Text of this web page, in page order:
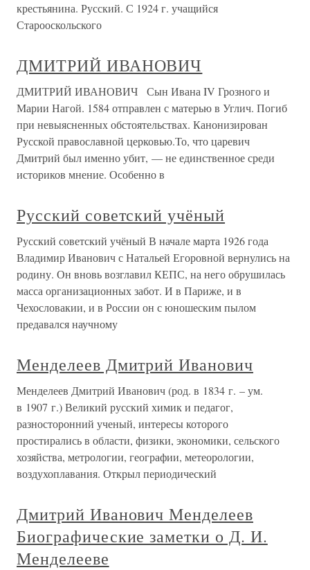
крестьянина. Русский. С 1924 г. учащийся
Старооскольского
ДМИТРИЙ ИВАНОВИЧ
ДМИТРИЙ ИВАНОВИЧ Сын Ивана IV Грозного и
Марии Нагой. 1584 отправлен с матерью в Углич. Погиб
при невыясненных обстоятельствах. Канонизирован
Русской православной церковью.То, что царевич
Дмитрий был именно убит, — не единственное среди
историков мнение. Особенно в
Русский советский учёный
Русский советский учёный В начале марта 1926 года
Владимир Иванович с Натальей Егоровной вернулись на
родину. Он вновь возглавил КЕПС, на него обрушилась
масса организационных забот. И в Париже, и в
Чехословакии, и в России он с юношеским пылом
предавался научному
Менделеев Дмитрий Иванович
Менделеев Дмитрий Иванович (род. в 1834 г. – ум.
в 1907 г.) Великий русский химик и педагог,
разносторонний ученый, интересы которого
простирались в области, физики, экономики, сельского
хозяйства, метрологии, географии, метеорологии,
воздухоплавания. Открыл периодический
Дмитрий Иванович Менделеев
Биографические заметки о Д. И.
Менделееве